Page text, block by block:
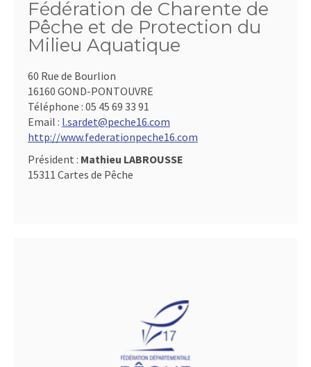
Fédération de Charente de
Pêche et de Protection du
Milieu Aquatique
60 Rue de Bourlion
16160 GOND-PONTOUVRE
Téléphone : 05 45 69 33 91
Email : l.sardet@peche16.com
http://www.federationpeche16.com
Président : Mathieu LABROUSSE
15311 Cartes de Pêche